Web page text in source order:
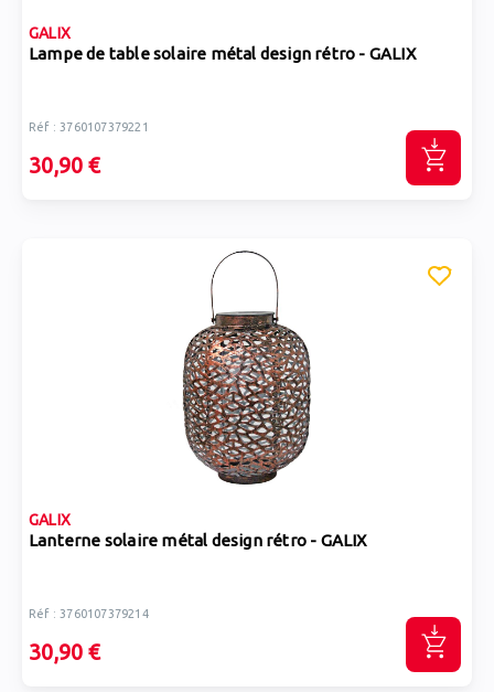
GALIX
Lampe de table solaire métal design rétro - GALIX
Réf : 3760107379221
30,90 €
GALIX
Lanterne solaire métal design rétro - GALIX
Réf : 3760107379214
30,90 €